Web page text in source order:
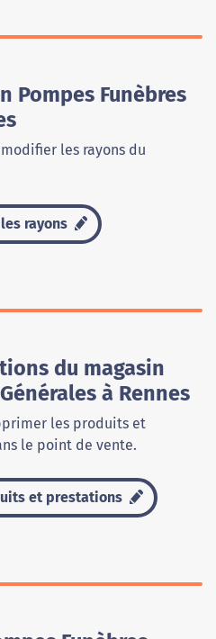
Pompes Funèbres
les rayons du
rayons
du magasin
à Rennes
les produits et
le point de vente.
et prestations